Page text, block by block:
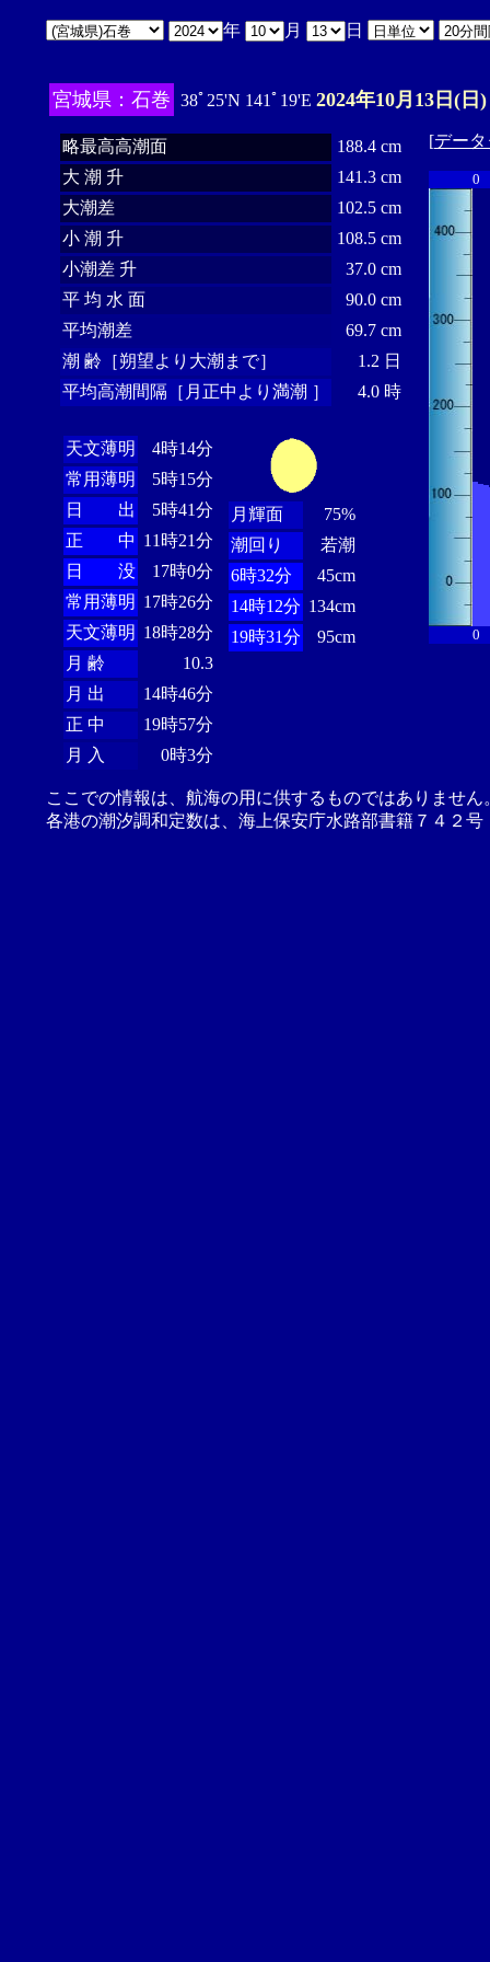
年 月 日
宮城県：石巻 38ﾟ25'N 141ﾟ19'E 2024年10月13日(日)
略最高高潮面
188.4 cm
大 潮 升
141.3 cm
大潮差
102.5 cm
小 潮 升
108.5 cm
小潮差 升
37.0 cm
平 均 水 面
90.0 cm
平均潮差
69.7 cm
潮 齢［朔望より大潮まで］
1.2 日
平均高潮間隔［月正中より満潮 ］
4.0 時
天文薄明
4時14分
常用薄明
5時15分
日 出
5時41分
正 中 11時21分
日 没
17時0分
常用薄明 17時26分
天文薄明 18時28分
月 齢
10.3
月 出
14時46分
正 中
19時57分
月 入
0時3分
月輝面
75%
潮回り
若潮
6時32分
45cm
14時12分 134cm
19時31分
95cm
[デー
0
0
ここでの情報は、航海の用に供するものではありませ
各港の潮汐調和定数は、海上保安庁水路部書籍７４２